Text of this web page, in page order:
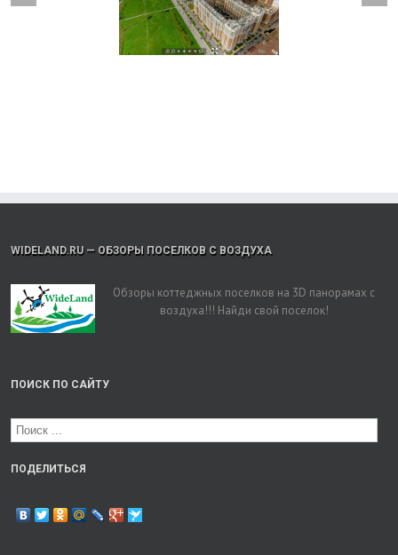
WIDELAND.RU — ОБЗОРЫ ПОСЕЛКОВ С ВОЗДУХА
Обзоры коттеджных поселков на 3D панорамах с
воздуха!!! Найди свой поселок!
ПОИСК ПО САЙТУ
ПОДЕЛИТЬСЯ